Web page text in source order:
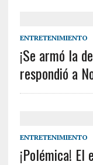
ENTRETENIMIENTO
¡Se armó la
respondió a
ENTRETENIMIENTO
¡Polémica!